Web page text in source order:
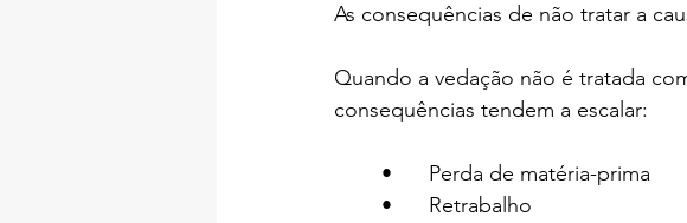
As consequências de não tratar a
Quando a vedação não é tratada
consequências tendem a escalar:
	•	Perda de matéria-prima
	•	Retrabalho